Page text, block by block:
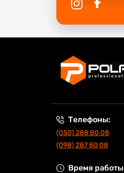
Телефоны:
(050) 288 80 08
(098) 287 80 08
Время работы